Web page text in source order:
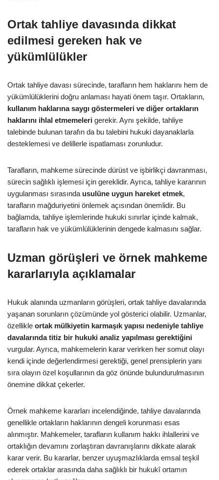
Ortak tahliye davasında dikkat
edilmesi gereken hak ve
yükümlülükler
Ortak tahliye davası sürecinde, tarafların hem haklarını hem de
yükümlülüklerini doğru anlaması hayati önem taşır. Ortakların,
kullanım haklarına saygı göstermeleri ve diğer ortakların
haklarını ihlal etmemeleri gerekir. Aynı şekilde, tahliye
talebinde bulunan tarafın da bu talebini hukuki dayanaklarla
desteklemesi ve delillerle ispatlaması zorunludur.
Tarafların, mahkeme sürecinde dürüst ve işbirlikçi davranması,
sürecin sağlıklı işlemesi için gereklidir. Ayrıca, tahliye kararının
uygulanması sırasında usulüne uygun hareket etmek,
tarafların mağduriyetini önlemek açısından önemlidir. Bu
bağlamda, tahliye işlemlerinde hukuki sınırlar içinde kalmak,
tarafların hak ve yükümlülüklerinin dengede kalmasını sağlar.
Uzman görüşleri ve örnek mahkeme
kararlarıyla açıklamalar
Hukuk alanında uzmanların görüşleri, ortak tahliye davalarında
yaşanan sorunların çözümünde yol gösterici olabilir. Uzmanlar,
özellikle ortak mülkiyetin karmaşık yapısı nedeniyle tahliye
davalarında titiz bir hukuki analiz yapılması gerektiğini
vurgular. Ayrıca, mahkemelerin karar verirken her somut olayı
kendi içinde değerlendirmesi gerektiği, genel prensiplerin yanı
sıra olayın özel koşullarının da göz önünde bulundurulmasının
önemine dikkat çekerler.
Örnek mahkeme kararları incelendiğinde, tahliye davalarında
genellikle ortakların haklarının dengeli korunması esas
alınmıştır. Mahkemeler, tarafların kullanım hakkı ihlallerini ve
ortaklığın devamını zorlaştıran davranışlarını dikkate alarak
karar verir. Bu kararlar, benzer uyuşmazlıklarda emsal teşkil
ederek ortaklar arasında daha sağlıklı bir hukukî ortamın